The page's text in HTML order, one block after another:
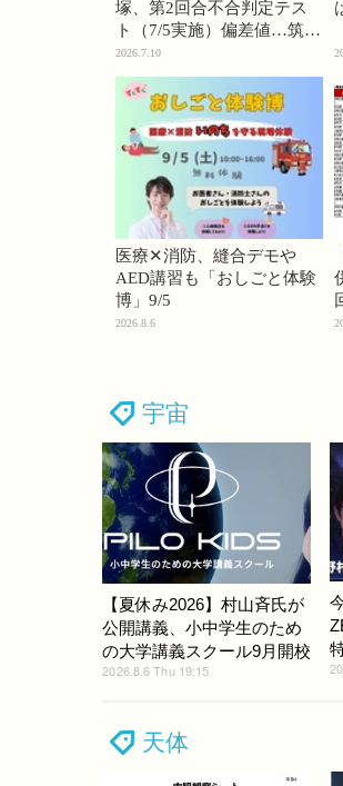
塚、第2回合不合判定テス
ト（7/5実施）偏差値…筑駒
74・桜蔭70＜PR＞
2026.7.10
医療✕消防、縫合デモや
AED講習も「おしごと体験
博」9/5
2026.8.6
宇宙
【夏休み2026】村山斉氏が
公開講義、小中学生のため
の大学講義スクール9月開校
2026.8.6 Thu 19:15
天体